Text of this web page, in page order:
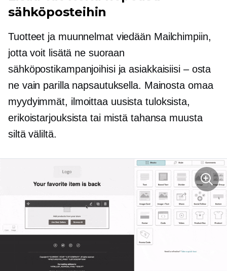
sähköposteihin
Tuotteet ja muunnelmat viedään Mailchimpiin,
jotta voit lisätä ne suoraan
sähköpostikampanjoihisi ja asiakkaisiisi – osta
ne vain parilla napsautuksella. Mainosta omaa
myydyimmät, ilmoittaa uusista tuloksista,
erikoistarjouksista tai mistä tahansa muusta
siltä väliltä.